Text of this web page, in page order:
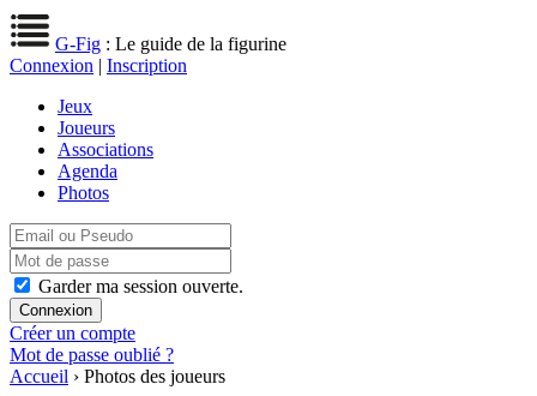
G-Fig : Le guide de la figurine
Connexion | Inscription
Jeux
Joueurs
Associations
Agenda
Photos
Garder ma session ouverte.
Créer un compte
Mot de passe oublié ?
Accueil › Photos des joueurs